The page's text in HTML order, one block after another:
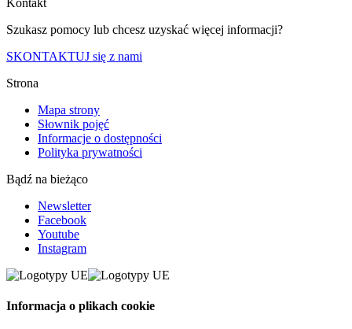
Szukasz pomocy lub chcesz uzyskać więcej informacji?
SKONTAKTUJ się z nami
Strona
Mapa strony
Słownik pojęć
Informacje o dostępności
Polityka prywatności
Bądź na bieżąco
Newsletter
Facebook
Youtube
Instagram
Informacja o plikach cookie